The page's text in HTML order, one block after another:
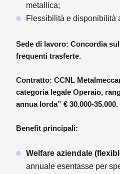
metallica;
Flessibilità e disponibilità
Sede di lavoro: Concordia
frequenti trasferte.
Contratto: CCNL
categoria legale Operaio,
annua lorda” € 30.000-35.000.
Benefit principali:
Welfare aziendale
annuale esentasse per